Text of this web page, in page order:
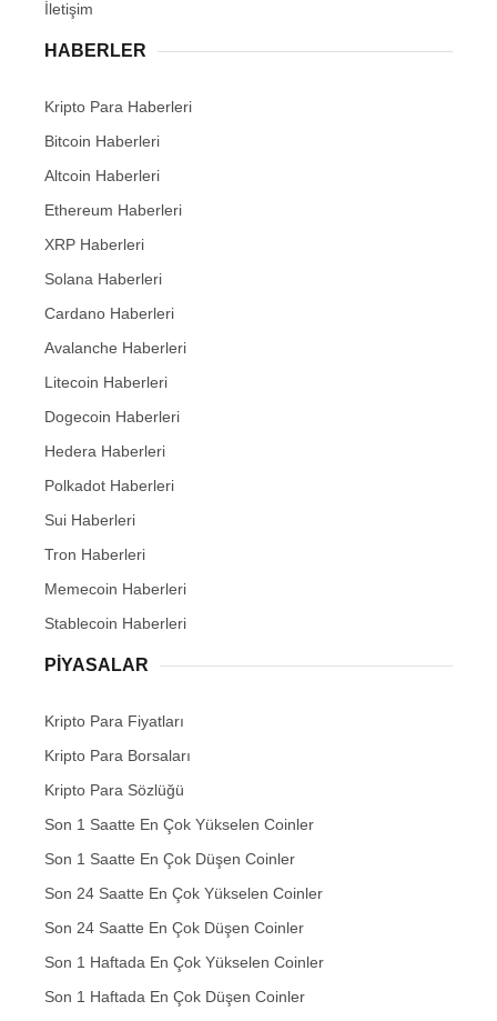
İletişim
HABERLER
Kripto Para Haberleri
Bitcoin Haberleri
Altcoin Haberleri
Ethereum Haberleri
XRP Haberleri
Solana Haberleri
Cardano Haberleri
Avalanche Haberleri
Litecoin Haberleri
Dogecoin Haberleri
Hedera Haberleri
Polkadot Haberleri
Sui Haberleri
Tron Haberleri
Memecoin Haberleri
Stablecoin Haberleri
PIYASALAR
Kripto Para Fiyatları
Kripto Para Borsaları
Kripto Para Sözlüğü
Son 1 Saatte En Çok Yükselen Coinler
Son 1 Saatte En Çok Düşen Coinler
Son 24 Saatte En Çok Yükselen Coinler
Son 24 Saatte En Çok Düşen Coinler
Son 1 Haftada En Çok Yükselen Coinler
Son 1 Haftada En Çok Düşen Coinler